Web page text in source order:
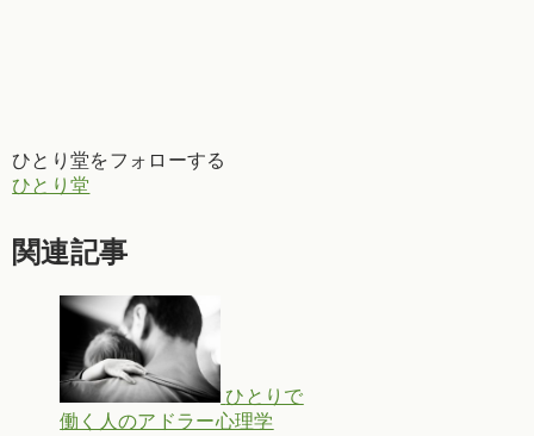
ひとり堂をフォローする
ひとり堂
関連記事
ひとりで
働く人のアドラー心理学